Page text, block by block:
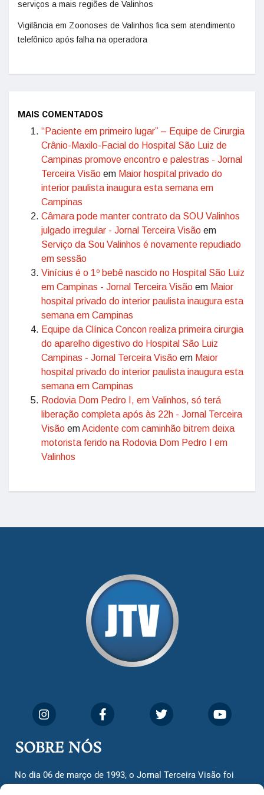
serviços a mais regiões de Valinhos
Vigilância em Zoonoses de Valinhos fica sem atendimento
telefônico após falha na operadora
MAIS COMENTADOS
“Paciente em primeiro lugar” – Equipe de Cirurgia
Crânio-Maxilo-Facial do Hospital São Luiz de
Campinas promove encontro e palestras - Jornal
Terceira Visão em Maior hospital privado do
interior paulista inaugura esta semana em
Campinas
Câmara pode manter contrato da SOU Valinhos
julgado irregular - Jornal Terceira Visão em
Serviço da Sou Valinhos é novamente repudiado
em sessão
Vinícius é o 1º bebê nascido no Hospital São Luiz
em Campinas - Jornal Terceira Visão em Maior
hospital privado do interior paulista inaugura esta
semana em Campinas
Equipe da Clínica Concon realiza primeira cirurgia
do aparelho digestivo do Hospital São Luiz
Campinas - Jornal Terceira Visão em Maior
hospital privado do interior paulista inaugura esta
semana em Campinas
Rodovia Dom Pedro I, em Valinhos, só terá
liberação completa após às 22h - Jornal Terceira
Visão emAcidente com caminhão bitrem deixa
motorista ferido na Rodovia Dom Pedro I em
Valinhos
SOBRE NÓS
No dia 06 de março de 1993, o Jornal Terceira Visão foi